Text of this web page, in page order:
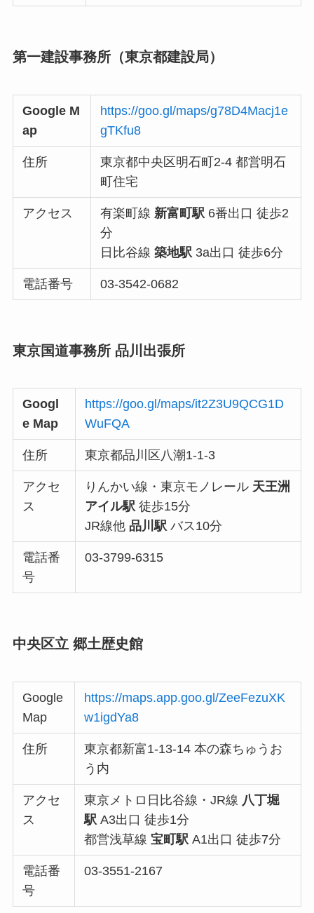
第一建設事務所（東京都建設局）
Google M
ap
https://goo.gl/maps/g78D4Macj1e
gTKfu8
住所
東京都中央区明石町2-4 都営明石
町住宅
アクセス 有楽町線 新富町駅 6番出口 徒歩2
分
日比谷線築地駅 3a出口 徒歩6分
電話番号 03-3542-0682
東京国道事務所 品川出張所
Googl
e Map
https://goo.gl/maps/it2Z3U9QCG1D
WuFQA
住所 東京都品川区八潮1-1-3
アクセ
ス
りんかい線・東京モノレール 天王洲
アイル駅 徒歩15分
JR線他 品川駅 バス10分
電話番
号
03-3799-6315
中央区立 郷土歴史館
Google
Map
https://maps.app.goo.gl/ZeeFezuXK
w1igdYa8
住所
東京都新富1-13-14 本の森ちゅうお
う内
アクセ
ス
東京メトロ日比谷線・JR線 八丁堀
駅 A3出口 徒歩1分
都営浅草線 宝町駅 A1出口 徒歩7分
電話番
号
03-3551-2167